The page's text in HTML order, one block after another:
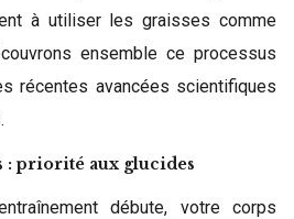
à utiliser les graisses comme
ensemble ce processus
récentes avancées scientifiques
: priorité aux glucides
débute, votre corps